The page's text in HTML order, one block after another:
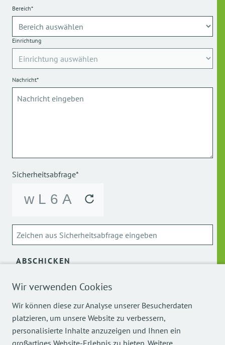
Wir verwenden Cookies
Wir können diese zur Analyse unserer Besucherdaten
platzieren, um unsere Website zu verbessern,
personalisierte Inhalte anzuzeigen und Ihnen ein
großartiges Website-Erlebnis zu bieten. Weitere
Bereich*
Einrichtung
Nachricht*
Sicherheitsabfrage*
ABSCHICKEN
Über die Verarbeitung meiner personenbezogenen Daten